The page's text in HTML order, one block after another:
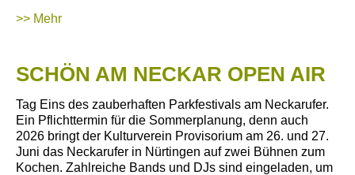
>> Mehr
SCHÖN AM NECKAR OPEN AIR
Tag Eins des zauberhaften Parkfestivals am Neckarufer.
Ein Pflichttermin für die Sommerplanung, denn auch
2026 bringt der Kulturverein Provisorium am 26. und 27.
Juni das Neckarufer in Nürtingen auf zwei Bühnen zum
Kochen. Zahlreiche Bands und DJs sind eingeladen, um